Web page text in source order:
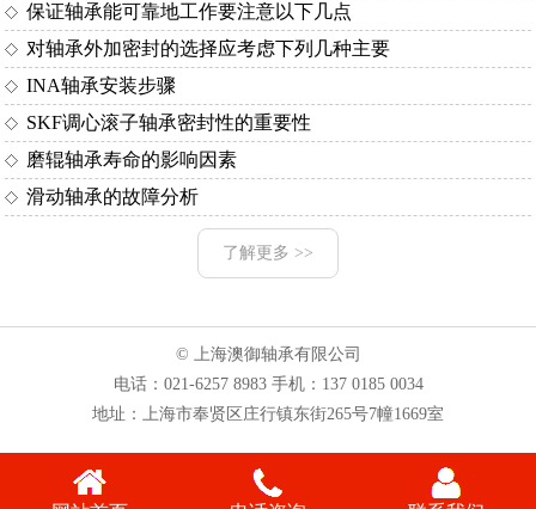
保证轴承能可靠地工作要注意以下几点
对轴承外加密封的选择应考虑下列几种主要
INA轴承安装步骤
SKF调心滚子轴承密封性的重要性
磨辊轴承寿命的影响因素
滑动轴承的故障分析
了解更多 >>
© 上海澳御轴承有限公司
电话： 021-6257 8983手机： 137 0185 0034
地址：上海市奉贤区庄行镇东街265号7幢1669室